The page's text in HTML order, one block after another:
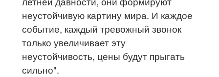
неустойчивую картину мира. И каждое
событие, каждый тревожный звонок
только увеличивает эту
неустойчивость, цены будут прыгать
сильно".